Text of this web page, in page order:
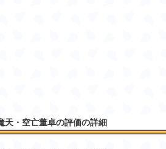
天・空亡董卓の評価の詳細